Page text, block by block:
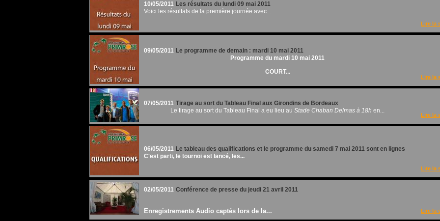
10/05/2011 Les résultats du lundi 09 mai 2011
Voici les résultats de la première journée avec...
Lire la
09/05/2011 Le programme de demain : mardi 10 mai 2011
Programme du mardi 10 mai 2011
COURT...
Lire la
07/05/2011 Tirage au sort du Tableau Final aux Girondins de Bordeaux
Le tirage au sort du Tableau Final a eu lieu au Stade Chaban Delmas à 18h en...
Lire la
06/05/2011 Le tableau des qualifications et le programme du samedi 7 mai 2011 sont en lignes
C'est parti, le tournoi est lancé, les...
Lire la
02/05/2011 Conférence de presse du jeudi 21 avril 2011
Enregistrements Audio captés lors de la... Lire la